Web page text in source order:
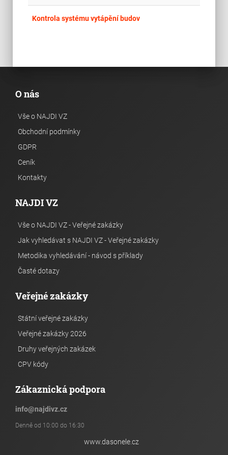
Kontrola systému vytápění budov
O nás
Vše o NAJDI VZ
Obchodní podmínky
GDPR
Ceník
Kontakty
NAJDI VZ
Vše o NAJDI VZ - Veřejné zakázky
Jak vyhledávat s NAJDI VZ - Veřejné zakázky
Metodika vyhledávání - návod s příklady
Časté dotazy
Veřejné zakázky
Státní veřejné zakázky
Veřejné zakázky 2026
Druhy veřejných zakázek
CPV kódy
Zákaznická podpora
info@najdivz.cz
Denně od 10:00 do 16:30
www.dasonele.cz